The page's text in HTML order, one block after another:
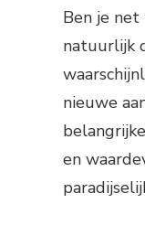
Ben je net
natuurlijk
nieuwe
en